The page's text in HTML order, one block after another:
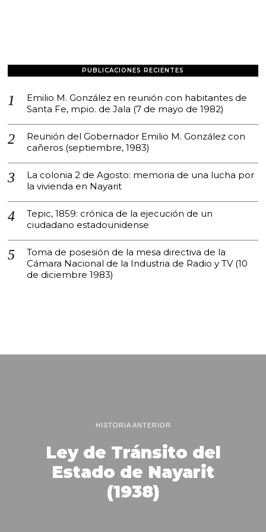
PUBLICACIONES RECIENTES
Emilio M. González en reunión con habitantes de
Santa Fe, mpio. de Jala (7 de mayo de 1982)
Reunión del Gobernador Emilio M. González con
cañeros (septiembre, 1983)
La colonia 2 de Agosto: memoria de una lucha por
la vivienda en Nayarit
Tepic, 1859: crónica de la ejecución de un
ciudadano estadounidense
Toma de posesión de la mesa directiva de la
Cámara Nacional de la Industria de Radio y TV (10
de diciembre 1983)
HISTORIA ANTERIOR
Ley de Tránsito del
Estado de Nayarit
(1938)